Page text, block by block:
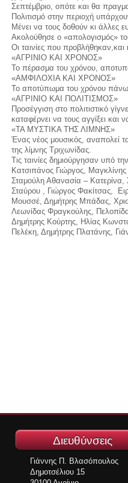
Σεπτέμβριο, οπότε και θα
Πολιτισμό στην περιοχή
Μένει να τους δοθούν κι άλλες
Ακολούθησε ο «απολογισμός»
Οι ταινίες που
«ΑΓΡΙΝΙΟ ΚΑΙ ΧΡΟΝΟΣ»
Το πέρασμα του χρόνου,
«ΑΜΦΙΛΟΧΙΑ ΚΑΙ ΧΡΟΝΟΣ»
Το αποτύπωμα του χρόνου πάνω
«ΑΓΡΙΝΙΟ ΚΑΙ ΠΟΛΙΤΙΣΜΟΣ»
Προσέγγιση στο πολιτιστικό
καταφέρνει να τους αγγίξει και
«ΤΑ ΜΥΣΤΙΚΑ ΤΗΣ ΛΙΜΝΗΣ»
Ένας νέος μουσικός, αναπολεί
της λίμνης Τριχωνίδας.
Τις ταινίες δημιούργησαν υπό
Κατσιπάνος Γιώργος,
Σταμούλη Αθανασία – Κατερίνα,
Σταύρου , Γιώργος Φακίτσας,
Μουσσέ, Δημήτρης Μπάδας,
Λεωνίδας Φραγκούλης,
Δημήτρης Κούρτης, Ηλίας
Πελέκη, Δημήτρης Πλατάνης,
Διευθύνσεις
Γιάννης Π. Βλασόπουλος
Δημοτσέλιου 15